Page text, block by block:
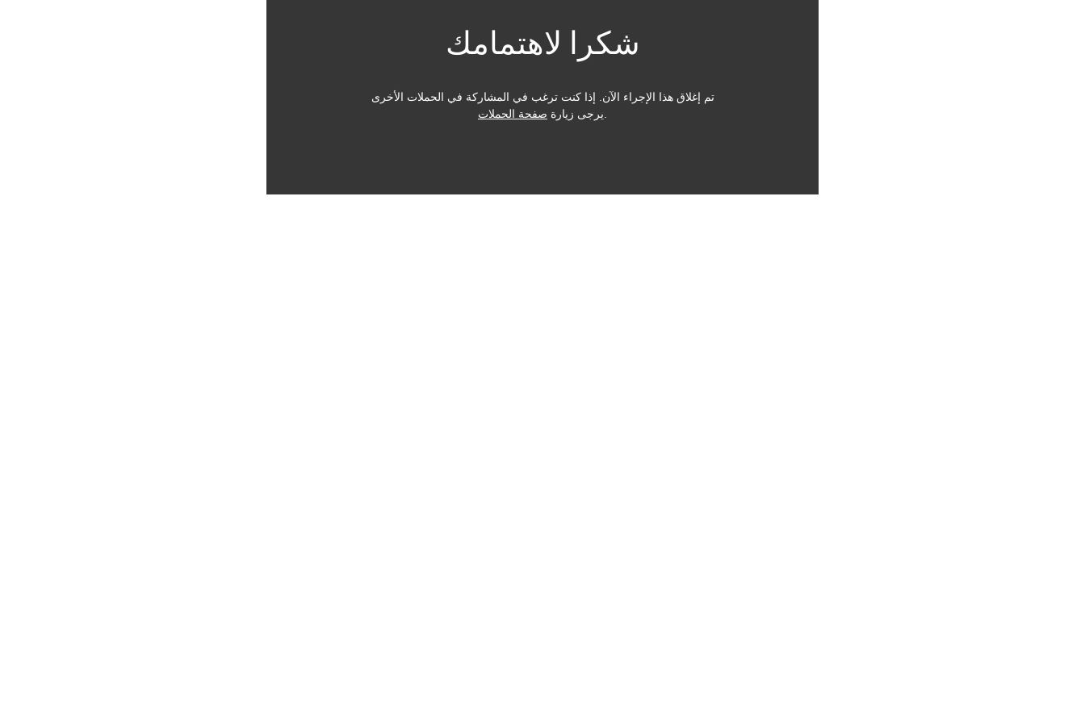
شكرا لاهتمامك
تم إغلاق هذا الإجراء الآن. إذا كنت ترغب في المشاركة في الحملات الأخرى
يرجى زيارة صفحة الحملات